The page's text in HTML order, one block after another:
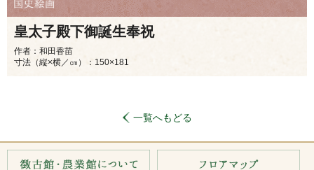
皇太子殿下御誕生奉祝
作者：和田香苗
寸法（縦×横／㎝）：150×181
一覧へもどる